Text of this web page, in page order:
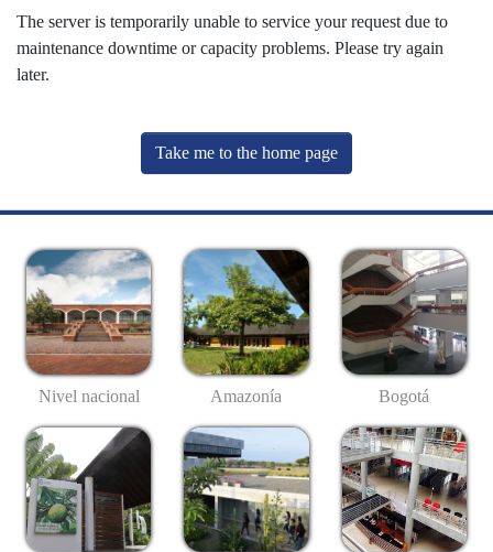
The server is temporarily unable to service your request due to
maintenance downtime or capacity problems. Please try again
later.
Take me to the home page
Nivel nacional Amazonía Bogotá